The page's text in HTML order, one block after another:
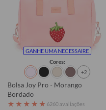
GANHE UMA NECESSAIRE
Cores:
+2
Bolsa Joy Pro - Morango
Bordado
★ ★ ★ ★ ★ 6260 avaliações